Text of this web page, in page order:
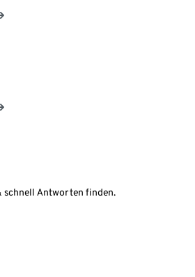
schnell Antworten finden.